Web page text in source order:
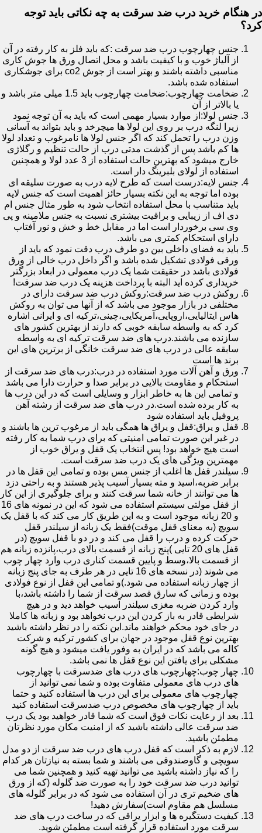
در هنگام خرید درب ضد سرقت به چه نکاتی باید توجه
کرد؟
جنس چهارچوب درب ضد سرقت :که باید فلز به کار رفته در آن
از آلیاژ خوب و با کیفیت باشد و محل اتصال ورق ها جوش کاری
مناسبی داشته باشند و بهتر است از جوش co2 برای جوشکاری
استفاده شده باشد.
ضخامت چهارچوب:ضخامت چهارچوب باید 1.5 میلی متر باشد و
یا بالاتر از آن
جنس لولا:از موارد بسیار مهمی است که باید به آن توجه نمود
زیرا لنگه درب بر روی این لولا ها میچرخد و باید بتواند به آسانی
وزن درب را تحمل کند که اگر جنس لولا ها نامرغوب و تعداد لولا
ها کم باشد پس از گذشت مدتی درب از حالت تنظیم و رگلاژی
خارج میشود که بهترین حالت استفاده از 3 عدد لولا و همچنین
استفاده از لولای بلبرینگ دار است.
جنس لایه:درست است که طرح لایه درب به صورت سلیقه ای
بوده اما توجه به این نکته بسیار حائز اهمیت است که جنس لایه
باید متناسب با محل استفاده انتخاب شود به طور مثال جنس ام
دی اف از زیبایی و براقیت بیشتری نسبت به جنس ملامینه و پی
وی سی برخوردار است اما در مقابل خط و خش و نور آفتاب
دارای استحکام کمتری می باشد.
باید به فضای داخلی بین دو طرف درب دقت نمود که باید از
ورقی فولادی تشکیل شده باشد و اگر داخل درب خالی از ورق
فولادی باشد در حقیقت شما یک درب معمولی در ابعاد بزرگتر
خریداری کرده اید البته با پرداخت هزینه یک درب ضد سرقت!
روکش درب ضد سرقت:روکش درب ضد سرقت دارای در
مختلفی در بازار موجود می باشد که از آنها می توان به روکش
هاس ایتالیایی،اروپایی،آمریکایی،چینی،ترکیه ای و ایرانی اشاره
کرد که به واسطه سابقه خوبی که دارند از بهترین کشور های
سازنده می باشند.درب های ضد سرقت ترکیه ای به واسطه
سابقه عالی در درب های ضد سرقت خانگی از برترین های این
برند ها است
ورق و آهن آلات مورد استفاده در درب:درب های ضد سرقت از
استحکام و مقاومت بالایی در برابر صدا و حرارت دارا می باشد
و تمامی این ها به خاطر ابزار و وسایلی است که در این درب ها
به کار برده شده است.در درب های ضد سرقت از رشته آهن
پروفیل باید استفاده شود
قفل و یراق:قفل و یراق ها همگی باید از مرغوب ترین ها باشند و
در غیر این صورت تمامی امنیتی که برای درب شما به کار رفته
است هیچ خواهد بود! پس انتخاب یک قفل و یراق خوب از
مهمترین ویژگی های یک درب ضد سرقت است.
سیلندر قفل ها اغلب از جنس مس بوده و تمامی این قفل ها در
برابر ضربه،اسید و مته بسیار آسیب پذیر هستند و به راحتی دزد
ها می توانند از خانه شما سرقت کنند و برای جلوگیری از این کار
از قفل مولتی سیستم استفاده می شود که این در نمونه های 16
و 20 زبانه موجود است و به این طریق کار می کند که با قفل یک
سویچ (به معنای قفل موقت)فقط یک زبانه از سیلندر قفل
حرکت کرده و درب را قفل می کند و در دو با قفل سویچ (در
قفل های 20 تایی )پنج زبانه از قسمت بالای درب،پانزده زبانه هم
از قسمت بالا،وسط و پایین قسمت کناری درب وارد چهار چوب
می شوند (در نسخه های 16 تایی در هر طرف به جای پنج زبانه
از چهار زبانه استفاده می شود.)و تمامی این قفل از نوع فولادی
بوده و زمانی که سارق قصد سرقت از شما را داشته باشد،با
وارد کردن ضربه مغزی سیلندر آسیب خواهد دید و در هیچ
شرایطی قادر به باز کردن این درب نخواهد بود و زبانه ها کاملا
در جای خود محکم خواهند ماند.این نکته را در نظر داشته باشید
بهترین نوع قفل موجود در جهان برای کشور ترکیه و شرکت
کاله می باشد که در ایران به وفور یافت میشود و هیچ گونه
مشکلی برای یافتن این نوع قفل ها نمی باشد.
چهار چوب:چهارچوب های درب های ضدسرقت با چهارچوب
های درب های معمولی متفاوت بوده و شما نمی توانید از
چهارچوب های معمولی برای این درب ها استفاده کنید و حتما
باید از چهارچوب های مخصوص درب ضدسرقت استفاده کنید
بعد از رعایت نکات فوق است که شما قادر خواهید بود یک درب
ضد سرقت عالی داشته باشید که از امنیت مکان مورد نظرتان
مطمئن باشید.
لازم به ذکر است که قفل درب های درب ضد سرقت از دو مدل
سویچی و گاوصندوقی می باشند و شما بسته به نیازتان هر کدام
را که نیاز داشته باشید می توانید تهیه کنید و همچنین شما می
توانید درب ضد سرقت خود را به صورت ضد گلوله (که از ورق
های ضخیم تری در آن استفاده می شود که در برابر گلوله های
مسلسل هم مقاوم است)سفارش دهید!
کیفیت دستگیره ها و ابزار یراقی که در ساخت درب های ضد
سرقت مورد استفاده قرار گرفته است مطمئن شوید.